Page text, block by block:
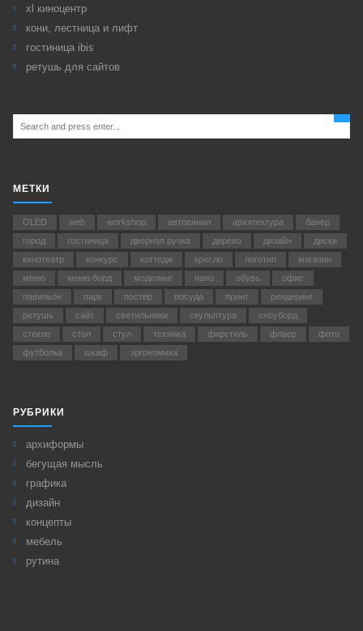
xl киноцентр
кони, лестница и лифт
гостиница ibis
ретушь для сайтов
Search
for:
МЕТКИ
OLED web workshop автовинил архитектура
банер
город
гостиница дверная ручка дерево дизайн
диски
кинотеатр
конкурс коттедж кресло логотип
магазин
меню
меню борд моделинг нано обувь
офис
павильон
парк постер посуда принт
рендеринг
ретушь
сайт светильники скульптура
сноуборд
стекло
стол стул техника фирстиль флаер
фото
футболка
шкаф эргономика
РУБРИКИ
архиформы
бегущая мысль
графика
дизайн
концепты
мебель
рутина